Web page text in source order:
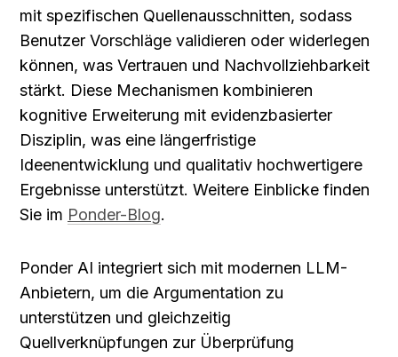
mit spezifischen Quellenausschnitten, sodass
Benutzer Vorschläge validieren oder widerlegen
können, was Vertrauen und Nachvollziehbarkeit
stärkt. Diese Mechanismen kombinieren
kognitive Erweiterung mit evidenzbasierter
Disziplin, was eine längerfristige
Ideenentwicklung und qualitativ hochwertigere
Ergebnisse unterstützt. Weitere Einblicke finden
Sie im Ponder-Blog.
Ponder AI integriert sich mit modernen LLM-
Anbietern, um die Argumentation zu
unterstützen und gleichzeitig
Quellverknüpfungen zur Überprüfung